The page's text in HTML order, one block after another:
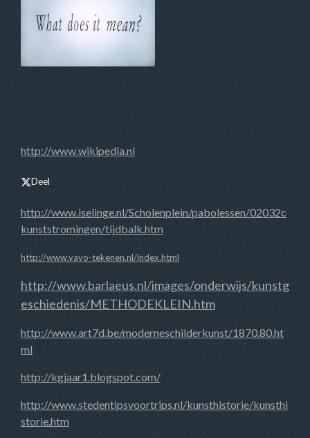
http://www.wikipedia.nl
Deel
http://www.iselinge.nl/Scholenplein/pabolessen/02032c
kunststromingen/tijdbalk.htm
http://www.vavo-tekenen.nl/index.html
http://www.barlaeus.nl/images/onderwijs/kunstg
eschiedenis/METHODEKLEIN.htm
http://www.art7d.be/moderneschilderkunst/1870.80.ht
ml
http://kgjaar1.blogspot.com/
http://www.stedentipsvoortrips.nl/kunsthistorie/kunsthi
storie.htm